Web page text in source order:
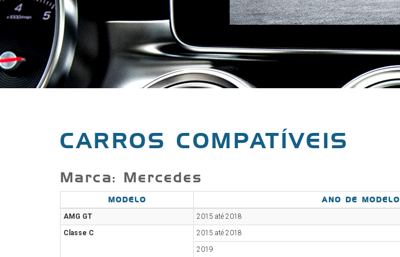
CARROS COMPATÍVEIS
Marca: Mercedes
MODELO ANO DE MODELO
AMG GT 2015 até 2018
Classe C
2015 até 2018
2019